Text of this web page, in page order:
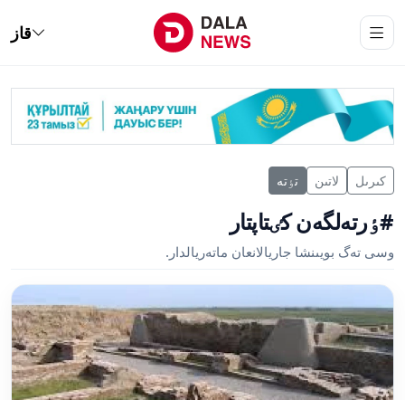
قاز
كىرىل لاتىن تٶتە
#ٶرتەلگەن كٸتاپتار
وسى تەگ بويىنشا جاريالانعان ماتەريالدار.